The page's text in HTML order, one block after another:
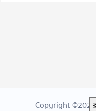
Copyright